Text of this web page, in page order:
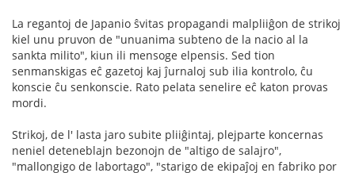
La regantoj de Japanio ŝvitas propagandi malpliiĝon de strikoj
kiel unu pruvon de "unuanima subteno de la nacio al la
sankta milito", kiun ili mensoge elpensis. Sed tion
senmanskigas eĉ gazetoj kaj ĵurnaloj sub ilia kontrolo, ĉu
konscie ĉu senkonscie. Rato pelata senelire eĉ katon provas
mordi.
Strikoj, de l' lasta jaro subite pliiĝintaj, plejparte koncernas
neniel deteneblajn bezonojn de "altigo de salajro",
"mallongigo de labortago", "starigo de ekipaĵoj en fabriko por